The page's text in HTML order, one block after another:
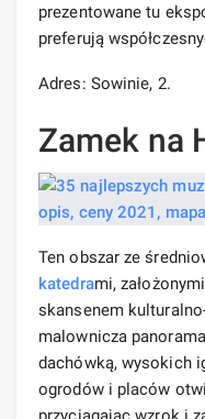
prezentowane tu
preferują
Adres: Sowinie, 2.
Zamek na
Ten obszar ze
katedrami,
skansenem
malownicza
dachówką, wysokich
ogrodów i placów